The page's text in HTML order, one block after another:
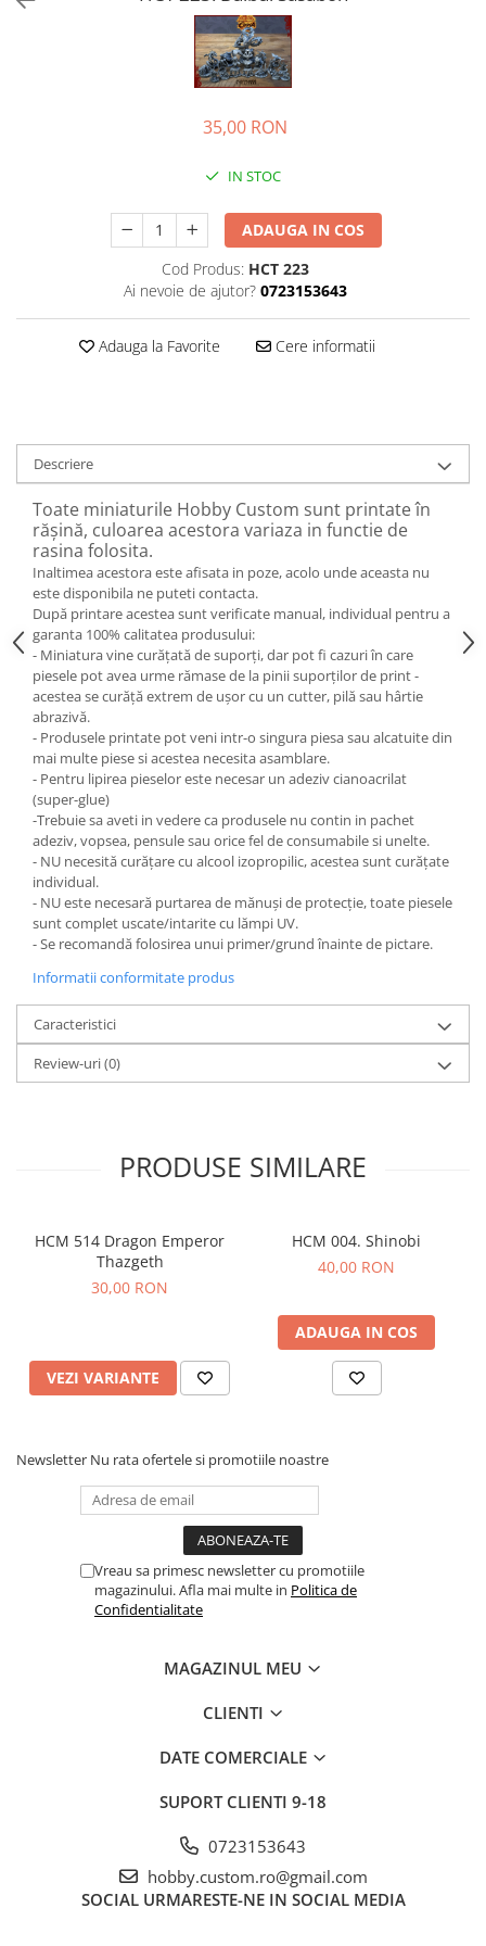
35,00 RON
IN STOC
ADAUGA IN COS
Cod Produs: HCT 223
Ai nevoie de ajutor? 0723153643
Adauga la Favorite Cere informatii
Descriere
Toate miniaturile Hobby Custom sunt printate în
rășină, culoarea acestora variaza in functie de
rasina folosita.
Inaltimea acestora este afisata in poze, acolo unde aceasta nu
este disponibila ne puteti contacta.
După printare acestea sunt verificate manual, individual pentru a
garanta 100% calitatea produsului:
- Miniatura vine curățată de suporți, dar pot fi cazuri în care
piesele pot avea urme rămase de la pinii suporților de print -
acestea se curăță extrem de ușor cu un cutter, pilă sau hârtie
abrazivă.
- Produsele printate pot veni intr-o singura piesa sau alcatuite din
mai multe piese si acestea necesita asamblare.
- Pentru lipirea pieselor este necesar un adeziv cianoacrilat
(super-glue)
-Trebuie sa aveti in vedere ca produsele nu contin in pachet
adeziv, vopsea, pensule sau orice fel de consumabile si unelte.
- NU necesită curățare cu alcool izopropilic, acestea sunt curățate
individual.
- NU este necesară purtarea de mănuși de protecție, toate piesele
sunt complet uscate/intarite cu lămpi UV.
- Se recomandă folosirea unui primer/grund înainte de pictare.
Informatii conformitate produs
Caracteristici
Review-uri(0)
PRODUSE SIMILARE
HCM 514 Dragon Emperor
Thazgeth
30,00 RON
VEZI VARIANTE
HCM 004. Shinobi
40,00 RON
ADAUGA IN COS
Newsletter Nu rata ofertele si promotiile noastre
Vreau sa primesc newsletter cu promotiile
magazinului. Afla mai multe in Politica de
Confidentialitate
MAGAZINUL MEU
CLIENTI
DATE COMERCIALE
SUPORT CLIENTI 9-18
0723153643
hobby.custom.ro@gmail.com
SOCIAL URMARESTE-NE IN SOCIAL MEDIA